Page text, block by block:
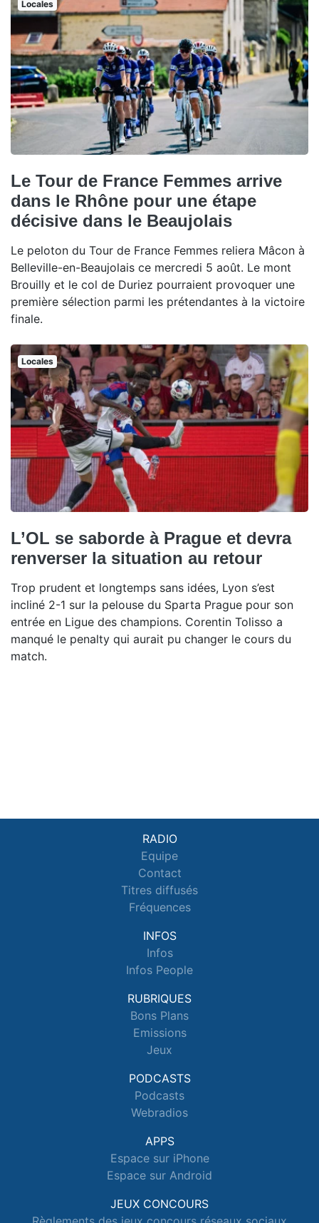
Locales
Le Tour de France Femmes arrive
dans le Rhône pour une étape
décisive dans le Beaujolais
Le peloton du Tour de France Femmes reliera Mâcon à
Belleville-en-Beaujolais ce mercredi 5 août. Le mont
Brouilly et le col de Duriez pourraient provoquer une
première sélection parmi les prétendantes à la victoire
finale.
Locales
L’OL se saborde à Prague et devra
renverser la situation au retour
Trop prudent et longtemps sans idées, Lyon s’est
incliné 2-1 sur la pelouse du Sparta Prague pour son
entrée en Ligue des champions. Corentin Tolisso a
manqué le penalty qui aurait pu changer le cours du
match.
RADIO
Equipe
Contact
Titres diffusés
Fréquences
INFOS
Infos
Infos People
RUBRIQUES
Bons Plans
Emissions
Jeux
PODCASTS
Podcasts
Webradios
APPS
Espace sur iPhone
Espace sur Android
JEUX CONCOURS